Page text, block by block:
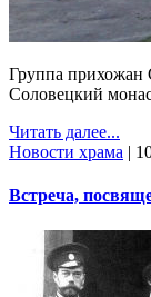
Группа прихожан
Соловецкий
Читать далее...
Новости храма |
Встреча,